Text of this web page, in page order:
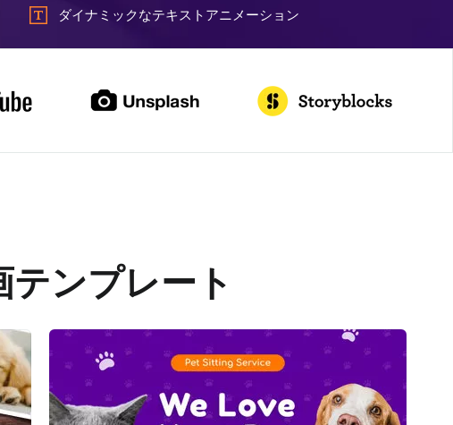
ダイナミックなテキストアニメーション
ンプレート